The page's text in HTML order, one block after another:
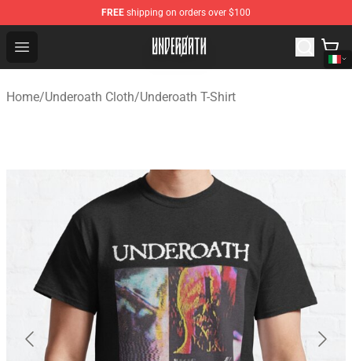
FREE shipping on orders over $100
Open menu
Underoath Store - Official Underoath Merchandise Shop
Home/Underoath Cloth/Underoath T-Shirt